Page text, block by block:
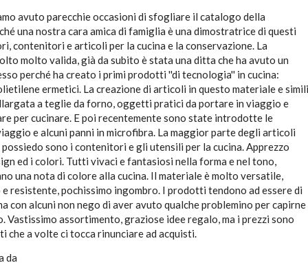
avuto parecchie occasioni di sfogliare il catalogo della
una nostra cara amica di famiglia è una dimostratrice di questi
contenitori e articoli per la cucina e la conservazione. La
molto valida, già da subito è stata una ditta che ha avuto un
perché ha creato i primi prodotti ''di tecnologia'' in cucina:
ermetici. La creazione di articoli in questo materiale e simili
a teglie da forno, oggetti pratici da portare in viaggio e
per cucinare. E poi recentemente sono state introdotte le
e alcuni panni in microfibra. La maggior parte degli articoli
possiedo sono i contenitori e gli utensili per la cucina. Apprezzo
ed i colori. Tutti vivaci e fantasiosi nella forma e nel tono,
una nota di colore alla cucina. Il materiale è molto versatile,
resistente, pochissimo ingombro. I prodotti tendono ad essere di
con alcuni non nego di aver avuto qualche problemino per capirne
Vastissimo assortimento, graziose idee regalo, ma i prezzi sono
che a volte ci tocca rinunciare ad acquisti.
da